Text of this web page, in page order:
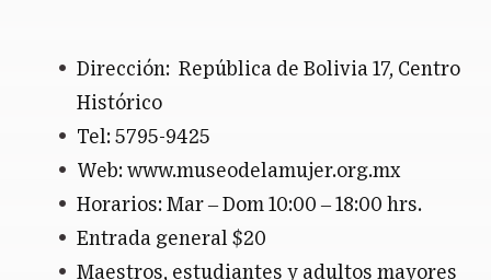
Dirección: República de Bolivia 17, Centro
Histórico
Tel: 5795-9425
Web: www.museodelamujer.org.mx
Horarios: Mar – Dom 10:00 – 18:00 hrs.
Entrada general $20
Maestros, estudiantes y adultos mayores